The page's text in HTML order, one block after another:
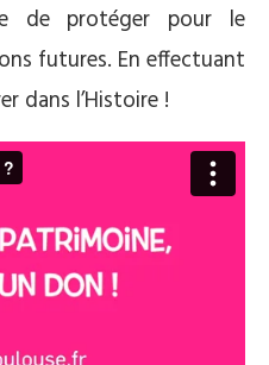
de protéger pour le
futures. En effectuant
dans l’Histoire !